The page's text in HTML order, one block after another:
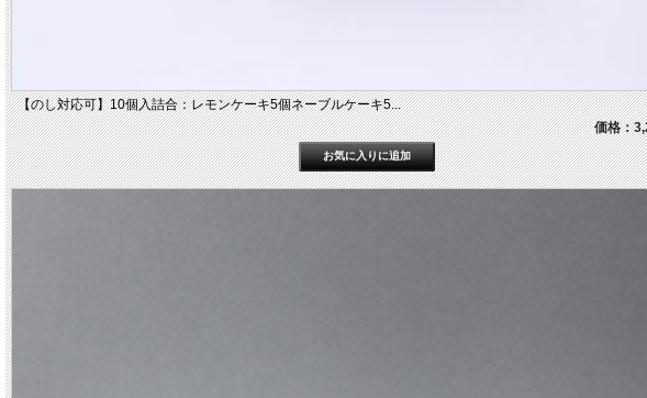
【のし対応可】10個入詰合：レモンケーキ5個ネーブルケーキ5...
価格：